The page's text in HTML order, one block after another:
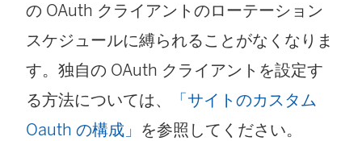
の OAuth クライアントのローテーション
スケジュールに縛られることがなくなりま
す。独自の OAuth クライアントを設定す
る方法については、
「サイトのカスタム
Oauth の構成」 を参照してください。